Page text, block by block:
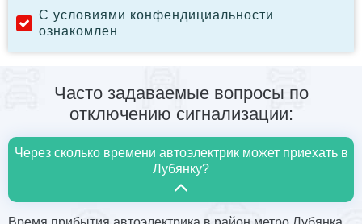
С условиями конфендициальности
ознакомлен
Часто задаваемые вопросы по
отключению сигнализации:
Через сколько времени автоэлектрик может приехать в
Лубянку?